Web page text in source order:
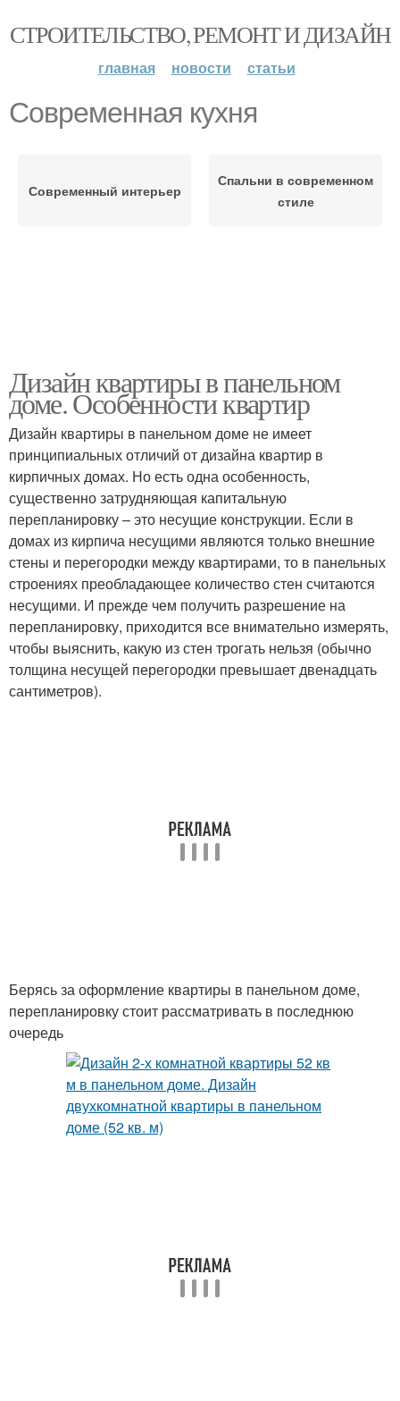
СТРОИТЕЛЬСТВО, РЕМОНТ И ДИЗАЙН
главная новости статьи
Современная кухня
Современный интерьер
Спальни в современном
стиле
Дизайн квартиры в панельном
доме. Особенности квартир
Дизайн квартиры в панельном доме не имеет
принципиальных отличий от дизайна квартир в
кирпичных домах. Но есть одна особенность,
существенно затрудняющая капитальную
перепланировку – это несущие конструкции. Если в
домах из кирпича несущими являются только внешние
стены и перегородки между квартирами, то в панельных
строениях преобладающее количество стен считаются
несущими. И прежде чем получить разрешение на
перепланировку, приходится все внимательно измерять,
чтобы выяснить, какую из стен трогать нельзя (обычно
толщина несущей перегородки превышает двенадцать
сантиметров).
Берясь за оформление квартиры в панельном доме,
перепланировку стоит рассматривать в последнюю
очередь